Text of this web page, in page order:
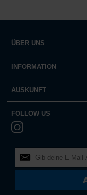
ÜBER UNS
INFORMATION
AUSKUNFT
FOLLOW US